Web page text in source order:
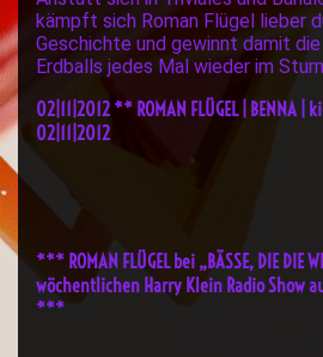
kämpft sich Roman Flügel lieber
Geschichte und gewinnt damit
Erdballs jedes Mal wieder im
02|11|2012 ** ROMAN FLÜGEL | BENNA |
02|11|2012
*** ROMAN FLÜGEL bei „BÄSSE, DIE DIE
wöchentlichen Harry Klein Radio Show
***